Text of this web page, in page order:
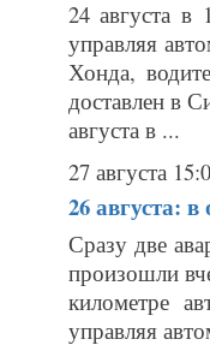
24 августа
управляя
Хонда,
доставлен в
августа в ...
27 августа
26 августа:
Сразу две
произошли
километре
управляя